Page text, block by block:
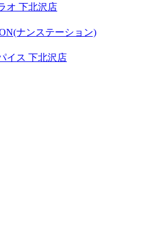
オ 下北沢店
ナンステーション)
イス 下北沢店